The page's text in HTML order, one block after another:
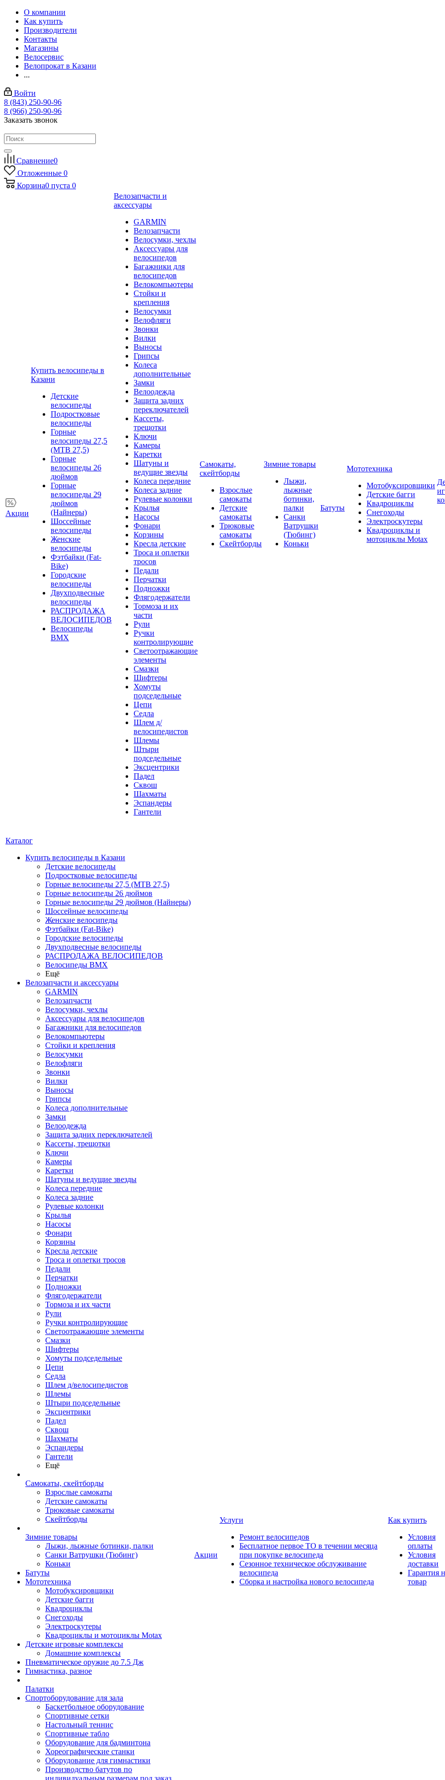
О компании
Как купить
Производители
Контакты
Магазины
Велосервис
Велопрокат в Казани
...
Войти
8 (843) 250-90-96
8 (966) 250-90-96
Заказать звонок
Сравнение0
Отложенные 0
Корзина0 пуста 0
Акции
Купить велосипеды в
Казани
Детские
велосипеды
Подростковые
велосипеды
Горные
велосипеды 27,5
(MTB 27,5)
Горные
велосипеды 26
дюймов
Горные
велосипеды 29
дюймов
(Найнеры)
Шоссейные
велосипеды
Женские
велосипеды
Фэтбайки (Fat-
Bike)
Городские
велосипеды
Двухподвесные
велосипеды
РАСПРОДАЖА
ВЕЛОСИПЕДОВ
Велосипеды
BMX
Велозапчасти и
аксессуары
GARMIN
Велозапчасти
Велосумки, чехлы
Аксессуары для
велосипедов
Багажники для
велосипедов
Велокомпьютеры
Стойки и
крепления
Велосумки
Велофляги
Звонки
Вилки
Выносы
Грипсы
Колеса
дополнительные
Замки
Велоодежда
Защита задних
переключателей
Кассеты,
трещотки
Ключи
Камеры
Каретки
Шатуны и
ведущие звезды
Колеса передние
Колеса задние
Рулевые колонки
Крылья
Насосы
Фонари
Корзины
Кресла детские
Троса и оплетки
тросов
Педали
Перчатки
Подножки
Флягодержатели
Тормоза и их
части
Рули
Ручки
контролирующие
Светоотражающие
элементы
Смазки
Шифтеры
Хомуты
подседельные
Цепи
Седла
Шлем д/
велосипедистов
Шлемы
Штыри
подседельные
Эксцентрики
Падел
Сквош
Шахматы
Эспандеры
Гантели
Самокаты,
скейтборды
Взрослые
самокаты
Детские
самокаты
Трюковые
самокаты
Скейтборды
Зимние товары
Лыжи,
лыжные
ботинки,
палки
Санки
Ватрушки
(Тюбинг)
Коньки
Батуты
Мототехника
Мотобуксировщики
Детские багги
Квадроциклы
Снегоходы
Электроскутеры
Квадроциклы и
мотоциклы Motax
Каталог
Купить велосипеды в Казани
Детские велосипеды
Подростковые велосипеды
Горные велосипеды 27,5 (MTB 27,5)
Горные велосипеды 26 дюймов
Горные велосипеды 29 дюймов (Найнеры)
Шоссейные велосипеды
Женские велосипеды
Фэтбайки (Fat-Bike)
Городские велосипеды
Двухподвесные велосипеды
РАСПРОДАЖА ВЕЛОСИПЕДОВ
Велосипеды BMX
Ещё
Велозапчасти и аксессуары
GARMIN
Велозапчасти
Велосумки, чехлы
Аксессуары для велосипедов
Багажники для велосипедов
Велокомпьютеры
Стойки и крепления
Велосумки
Велофляги
Звонки
Вилки
Выносы
Грипсы
Колеса дополнительные
Замки
Велоодежда
Защита задних переключателей
Кассеты, трещотки
Ключи
Камеры
Каретки
Шатуны и ведущие звезды
Колеса передние
Колеса задние
Рулевые колонки
Крылья
Насосы
Фонари
Корзины
Кресла детские
Троса и оплетки тросов
Педали
Перчатки
Подножки
Флягодержатели
Тормоза и их части
Рули
Ручки контролирующие
Светоотражающие элементы
Смазки
Шифтеры
Хомуты подседельные
Цепи
Седла
Шлем д/велосипедистов
Шлемы
Штыри подседельные
Эксцентрики
Падел
Сквош
Шахматы
Эспандеры
Гантели
Ещё
Самокаты, скейтборды
Взрослые самокаты
Детские самокаты
Трюковые самокаты
Скейтборды
Зимние товары
Лыжи, лыжные ботинки, палки
Санки Ватрушки (Тюбинг)
Коньки
Батуты
Мототехника
Мотобуксировщики
Детские багги
Квадроциклы
Снегоходы
Электроскутеры
Квадроциклы и мотоциклы Motax
Детские игровые комплексы
Домашние комплексы
Пневматическое оружие до 7.5 Дж
Гимнастика, разное
Палатки
Спортоборудование для зала
Баскетбольное оборудование
Спортивные сетки
Настольный теннис
Спортивные табло
Оборудование для бадминтона
Хореографические станки
Оборудование для гимнастики
Производство батутов по
индивидуальным размерам под заказ
Акции
Услуги
Ремонт велосипедов
Бесплатное первое ТО в течении месяца
при покупке велосипеда
Сезонное техническое обслуживание
велосипеда
Сборка и настройка нового велосипеда
Как купить
Условия
оплаты
Условия
доставки
Гарантия
товар